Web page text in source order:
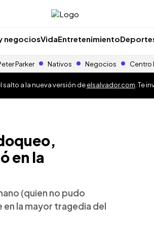
negociosVidaEntretenimiento
Parker Nativos Negocios Centro
salto a la nueva versión deelsalvador.com . Te
en la
(quien no pudo
en la mayor tragedia del